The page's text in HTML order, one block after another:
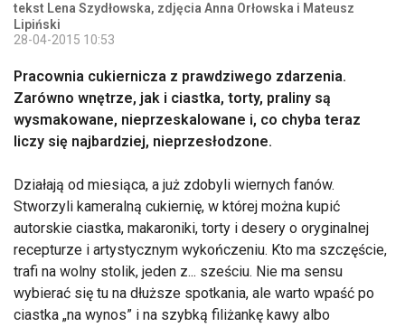
tekst Lena Szydłowska, zdjęcia Anna Orłowska i Mateusz
Lipiński
28-04-2015 10:53
Pracownia cukiernicza z prawdziwego zdarzenia.
Zarówno wnętrze, jak i ciastka, torty, praliny są
wysmakowane, nieprzeskalowane i, co chyba teraz
liczy się najbardziej, nieprzesłodzone.
Działają od miesiąca, a już zdobyli wiernych fanów.
Stworzyli kameralną cukiernię, w której można kupić
autorskie ciastka, makaroniki, torty i desery o oryginalnej
recepturze i artystycznym wykończeniu. Kto ma szczęście,
trafi na wolny stolik, jeden z... sześciu. Nie ma sensu
wybierać się tu na dłuższe spotkania, ale warto wpaść po
ciastka „na wynos” i na szybką filiżankę kawy albo